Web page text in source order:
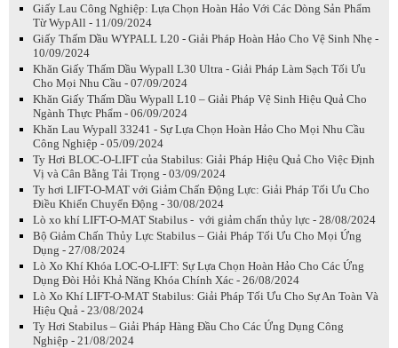
Giấy Lau Công Nghiệp: Lựa Chọn Hoàn Hảo Với Các Dòng Sản Phẩm
Từ WypAll - 11/09/2024
Giấy Thấm Dầu WYPALL L20 - Giải Pháp Hoàn Hảo Cho Vệ Sinh Nhẹ -
10/09/2024
Khăn Giấy Thấm Dầu Wypall L30 Ultra - Giải Pháp Làm Sạch Tối Ưu
Cho Mọi Nhu Cầu - 07/09/2024
Khăn Giấy Thấm Dầu Wypall L10 – Giải Pháp Vệ Sinh Hiệu Quả Cho
Ngành Thực Phẩm - 06/09/2024
Khăn Lau Wypall 33241 - Sự Lựa Chọn Hoàn Hảo Cho Mọi Nhu Cầu
Công Nghiệp - 05/09/2024
Ty Hơi BLOC-O-LIFT của Stabilus: Giải Pháp Hiệu Quả Cho Việc Định
Vị và Cân Bằng Tải Trọng - 03/09/2024
Ty hơi LIFT-O-MAT với Giảm Chấn Động Lực: Giải Pháp Tối Ưu Cho
Điều Khiển Chuyển Động - 30/08/2024
Lò xo khí LIFT-O-MAT Stabilus - với giảm chấn thủy lực - 28/08/2024
Bộ Giảm Chấn Thủy Lực Stabilus – Giải Pháp Tối Ưu Cho Mọi Ứng
Dụng - 27/08/2024
Lò Xo Khí Khóa LOC-O-LIFT: Sự Lựa Chọn Hoàn Hảo Cho Các Ứng
Dụng Đòi Hỏi Khả Năng Khóa Chính Xác - 26/08/2024
Lò Xo Khí LIFT-O-MAT Stabilus: Giải Pháp Tối Ưu Cho Sự An Toàn Và
Hiệu Quả - 23/08/2024
Ty Hơi Stabilus – Giải Pháp Hàng Đầu Cho Các Ứng Dụng Công
Nghiệp - 21/08/2024